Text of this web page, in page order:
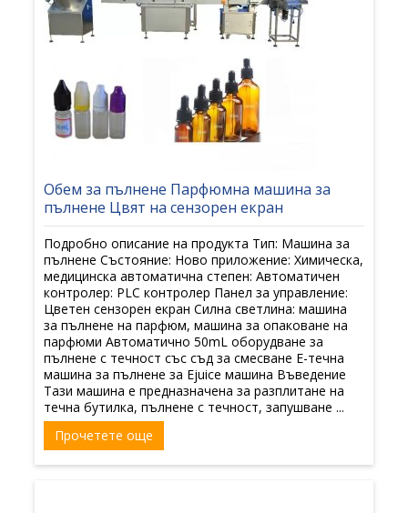
Обем за пълнене Парфюмна машина за
пълнене Цвят на сензорен екран
Подробно описание на продукта Тип: Машина за
пълнене Състояние: Ново приложение: Химическа,
медицинска автоматична степен: Автоматичен
контролер: PLC контролер Панел за управление:
Цветен сензорен екран Силна светлина: машина
за пълнене на парфюм, машина за опаковане на
парфюми Автоматично 50mL оборудване за
пълнене с течност със съд за смесване Е-течна
машина за пълнене за Ejuice машина Въведение
Тази машина е предназначена за разплитане на
течна бутилка, пълнене с течност, запушване ...
Прочетете още